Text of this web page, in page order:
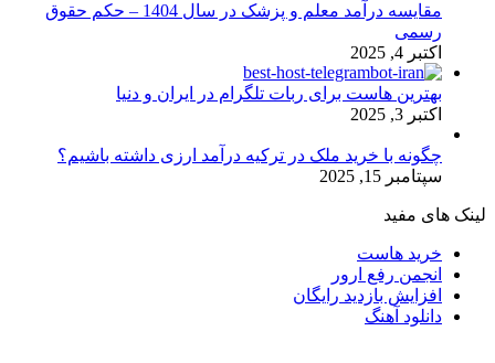
مقایسه درآمد معلم و پزشک در سال 1404 – حکم حقوق
رسمی
اکتبر 4, 2025
بهترین هاست برای ربات تلگرام در ایران و دنیا
اکتبر 3, 2025
چگونه با خرید ملک در ترکیه درآمد ارزی داشته باشیم؟
سپتامبر 15, 2025
لینک های مفید
خرید هاست
انجمن رفع ارور
افزایش بازدید رایگان
دانلود آهنگ